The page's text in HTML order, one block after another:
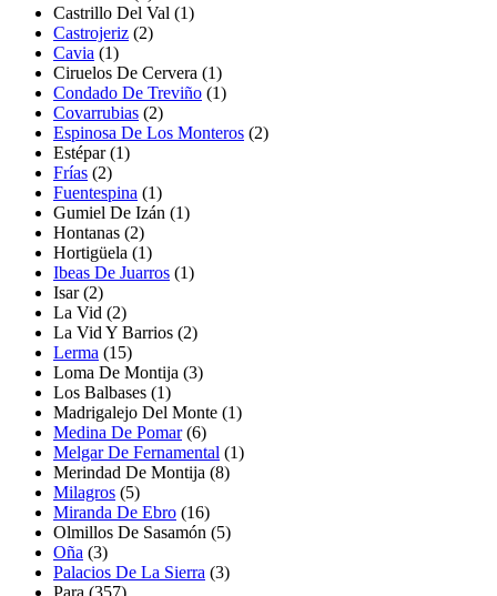
Castrillo Del Val (1)
Castrojeriz (2)
Cavia (1)
Ciruelos De Cervera (1)
Condado De Treviño (1)
Covarrubias (2)
Espinosa De Los Monteros (2)
Estépar(1)
Frías (2)
Fuentespina (1)
Gumiel De Izán (1)
Hontanas (2)
Hortigüela (1)
Ibeas De Juarros (1)
Isar(2)
La Vid (2)
La Vid Y Barrios (2)
Lerma (15)
Loma De Montija (3)
Los Balbases (1)
Madrigalejo Del Monte (1)
Medina De Pomar(6)
Melgar De Fernamental (1)
Merindad De Montija (8)
Milagros (5)
Miranda De Ebro (16)
Olmillos De Sasamón (5)
Oña (3)
Palacios De La Sierra (3)
Para (357)